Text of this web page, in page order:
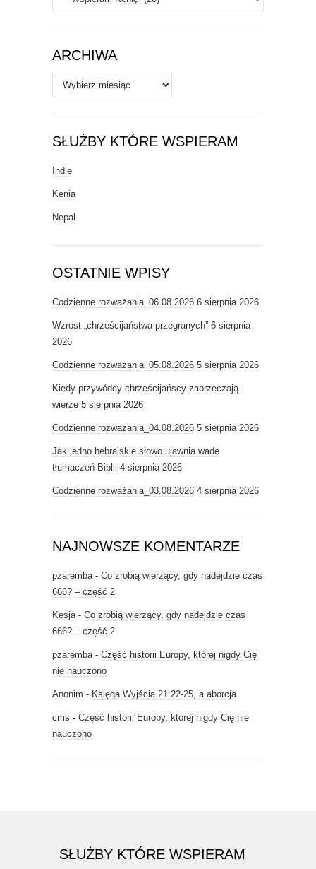
/
Tematy
ARCHIWA
Archiwa
SŁUŻBY KTÓRE WSPIERAM
Indie
Kenia
Nepal
OSTATNIE WPISY
Codzienne rozważania_06.08.2026 6 sierpnia 2026
Wzrost „chrześcijaństwa przegranych” 6 sierpnia
2026
Codzienne rozważania_05.08.2026 5 sierpnia 2026
Kiedy przywódcy chrześcijańscy zaprzeczają
wierze 5 sierpnia 2026
Codzienne rozważania_04.08.2026 5 sierpnia 2026
Jak jedno hebrajskie słowo ujawnia wadę
tłumaczeń Biblii 4 sierpnia 2026
Codzienne rozważania_03.08.2026 4 sierpnia 2026
NAJNOWSZE KOMENTARZE
pzaremba - Co zrobią wierzący, gdy nadejdzie czas
666? – część 2
Kesja - Co zrobią wierzący, gdy nadejdzie czas
666? – część 2
pzaremba - Część historii Europy, której nigdy Cię
nie nauczono
Anonim - Księga Wyjścia 21:22-25, a aborcja
cms - Część historii Europy, której nigdy Cię nie
nauczono
SŁUŻBY KTÓRE WSPIERAM